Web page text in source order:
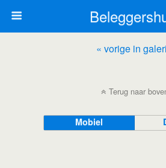
« vorige in
Terug naar
Mobiel